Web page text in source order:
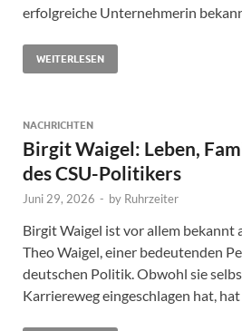
erfolgreiche Unternehmerin
WEITERLESEN
NACHRICHTEN
Birgit Waigel: Leben,
des CSU-Politikers
Juni 29, 2026 - by Ruhrzeiter
Birgit Waigel ist vor allem bekannt
Theo Waigel, einer bedeutenden
deutschen Politik. Obwohl sie
Karriereweg eingeschlagen hat, hat